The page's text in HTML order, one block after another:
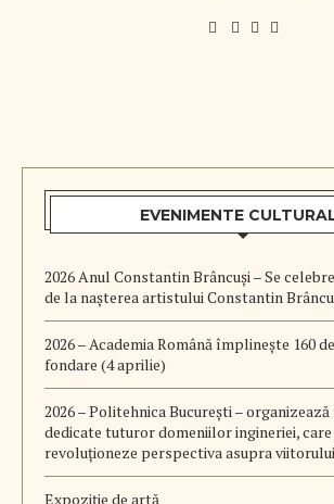
EVENIMENTE
2026 Anul Constantin Brâncuși – Se
de la nașterea artistului Constantin
2026 – Academia Română împlinește 160
fondare (4 aprilie)
2026 – Politehnica București –
dedicate tuturor domeniilor ingineriei,
revoluționeze perspectiva asupra
Expoziție de artă